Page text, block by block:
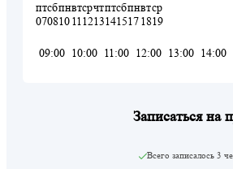
пт
07
сб
08
пн
10
вт
11
ср
12
чт
13
пт
14
сб
15
пн
17
вт
18
ср
19
09:00 10:00 11:00 12:00 13:00 14:00
Записаться на
Всего записалось 3